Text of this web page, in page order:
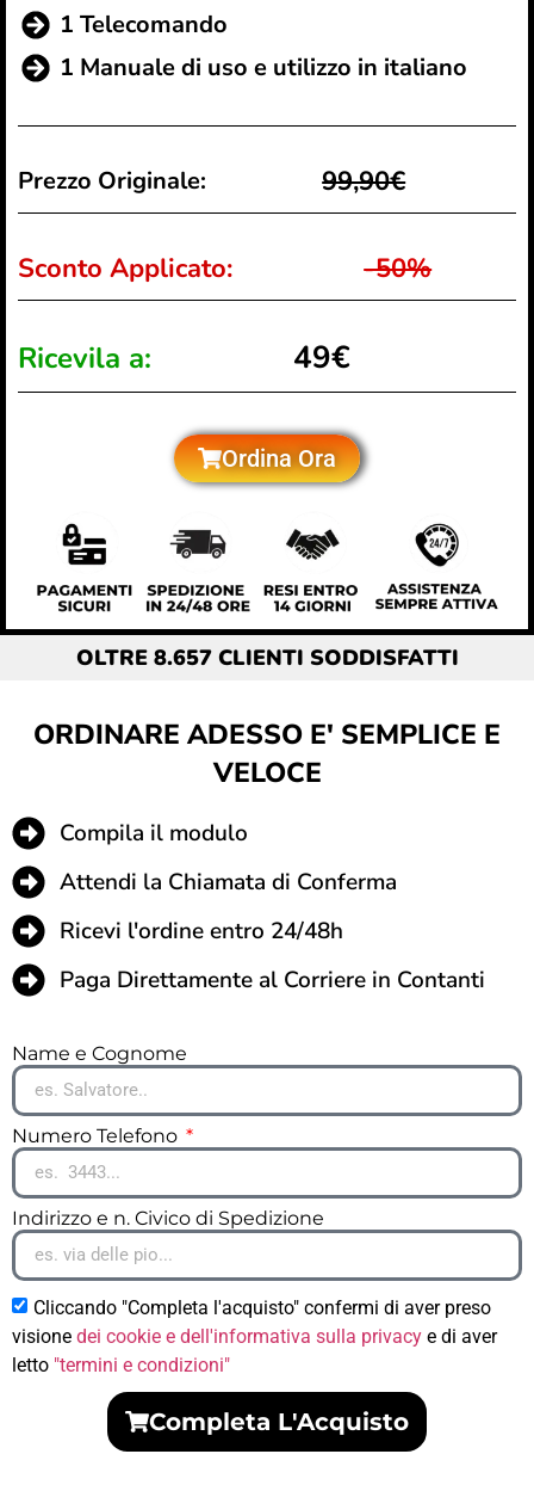
1 Telecomando
1 Manuale di uso e utilizzo in italiano
Prezzo Originale: 99,90€
Sconto Applicato: -50%
Ricevila a: 49€
Ordina Ora
OLTRE 8.657 CLIENTI SODDISFATTI
ORDINARE ADESSO E' SEMPLICE E
VELOCE
Compila il modulo
Attendi la Chiamata di Conferma
Ricevi l'ordine entro 24/48h
Paga Direttamente al Corriere in Contanti
Name e Cognome
Numero Telefono
Indirizzo e n. Civico di Spedizione
Cliccando "Completa l'acquisto" confermi di aver preso
visione dei cookie e dell'informativa sulla privacy e di aver
letto "termini e condizioni"
Completa L'Acquisto